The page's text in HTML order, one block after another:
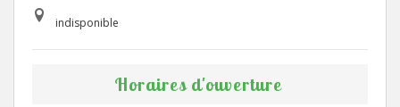
indisponible
Horaires d'ouverture